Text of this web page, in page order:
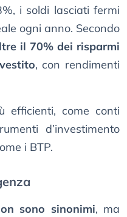
i soldi lasciati fermi
ogni anno. Secondo
il 70% dei risparmi
, con rendimenti
efficienti, come conti
d’investimento
i BTP.
sono sinonimi, ma